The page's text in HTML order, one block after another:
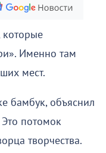
которые
Именно там
мест.
бамбук, объяснил
Это потомок
творчества.